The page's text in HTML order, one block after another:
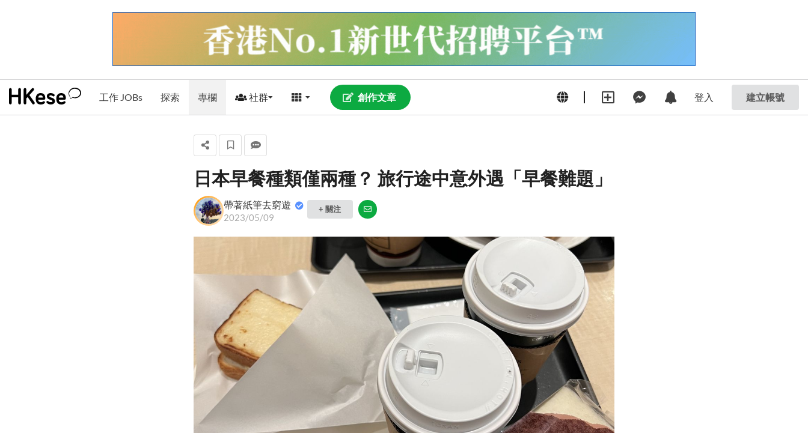
工作 JOBs 探索 專欄 社群 創作文章 登入 建立帳號
日本早餐種類僅兩種？ 旅行途中意外遇「早餐難題」
帶著紙筆去窮遊
2023/05/09
+ 關注